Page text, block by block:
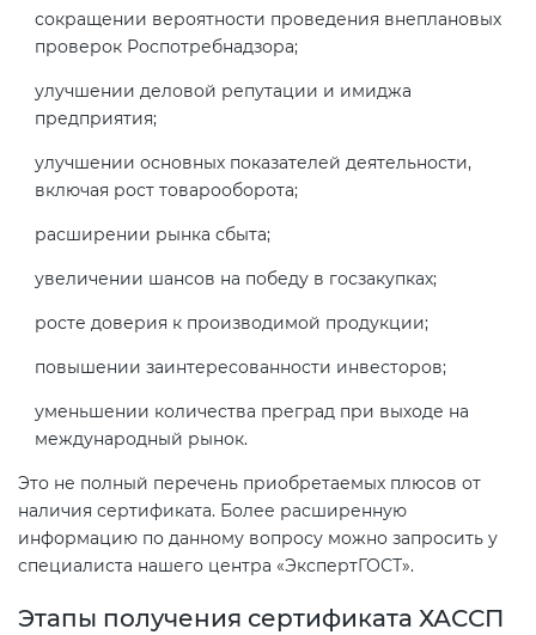
сокращении вероятности проведения внеплановых
проверок Роспотребнадзора;
улучшении деловой репутации и имиджа
предприятия;
улучшении основных показателей деятельности,
включая рост товарооборота;
расширении рынка сбыта;
увеличении шансов на победу в госзакупках;
росте доверия к производимой продукции;
повышении заинтересованности инвесторов;
уменьшении количества преград при выходе на
международный рынок.
Это не полный перечень приобретаемых плюсов от
наличия сертификата. Более расширенную
информацию по данному вопросу можно запросить у
специалиста нашего центра «ЭкспертГОСТ».
Этапы получения сертификата ХАССП